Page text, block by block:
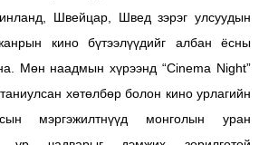
Швейцар, Швед зэрэг улсуудын
кино бүтээлүүдийг албан ёсны
Мөн наадмын хүрээнд “Cinema Night”
хөтөлбөр болон кино урлагийн
мэргэжилтнүүд монголын уран